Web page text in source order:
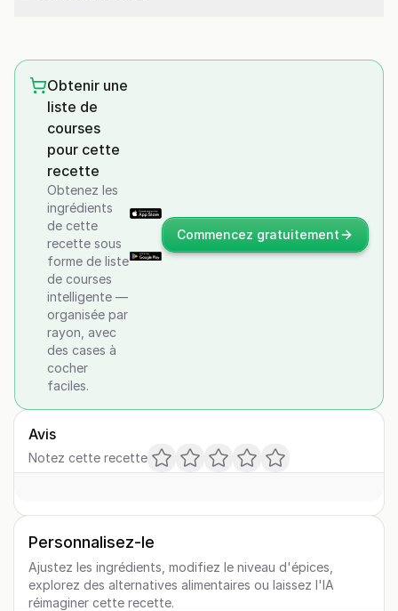
Obtenir une
liste de
courses
pour cette
recette
Obtenez les
ingrédients
de cette
recette sous
forme de liste
de courses
intelligente —
organisée par
rayon, avec
des cases à
cocher
faciles.
Commencez gratuitement
Avis
Notez cette recette
Personnalisez-le
Ajustez les ingrédients, modifiez le niveau d'épices,
explorez des alternatives alimentaires ou laissez l'IA
réimaginer cette recette.